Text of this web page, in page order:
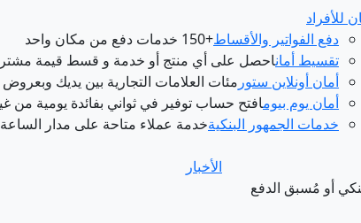
للأفراد
دفع الفواتير والأقساط+150 خدمات دفع من مكان واحد
تقسيط أماناحصل على أي منتج أو خدمة و قسط قيمة
أمان أونلاين ستور مئات العلامات التجارية بين يديك وبعروض
أمان يوم بيومافتح حساب توفير في ثواني بفائدة يومية من
خدمات الجمهور البنكيةخدمة عملاء متاحة على مدار الساعة
أو مُسبق الدفع
الأخبار